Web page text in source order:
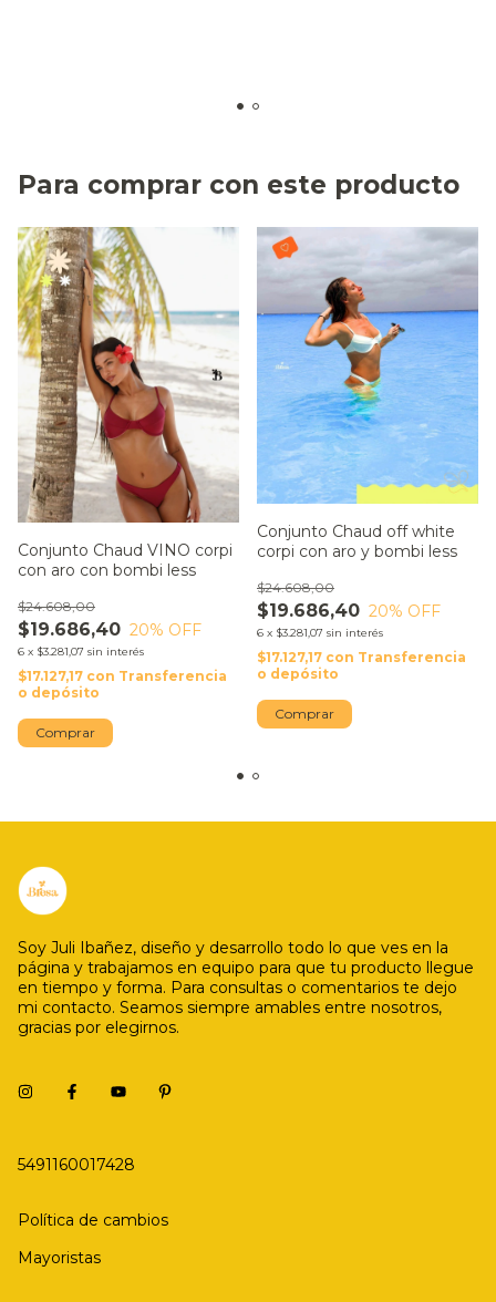
Para comprar con este producto
Conjunto Chaud VINO corpi
con aro con bombi less
$19.686,40
$24.608,00
20% OFF
6 x $3.281,07 sin interés
$17.127,17 con Transferencia
o depósito
Comprar
Conjunto Chaud off white
corpi con aro y bombi less
$19.686,40
$24.608,00
20% OFF
6 x $3.281,07 sin interés
$17.127,17 con Transferencia
o depósito
Comprar
Soy Juli Ibañez, diseño y desarrollo todo lo que ves en la
página y trabajamos en equipo para que tu producto llegue
en tiempo y forma. Para consultas o comentarios te dejo
mi contacto. Seamos siempre amables entre nosotros,
gracias por elegirnos.
5491160017428
Política de cambios
Mayoristas